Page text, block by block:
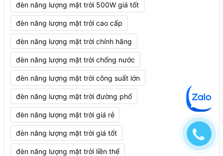
đèn năng lượng mặt trời 500W giá tốt
đèn năng lượng mặt trời cao cấp
đèn năng lượng mặt trời chính hãng
đèn năng lượng mặt trời chống nước
đèn năng lượng mặt trời công suất lớn
đèn năng lượng mặt trời đường phố
đèn năng lượng mặt trời giá rẻ
đèn năng lượng mặt trời giá tốt
đèn năng lượng mặt trời liền thể